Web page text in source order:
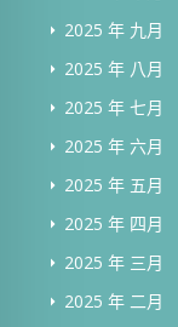
2025 年 九月
2025 年 八月
2025 年 七月
2025 年 六月
2025 年 五月
2025 年 四月
2025 年 三月
2025 年 二月